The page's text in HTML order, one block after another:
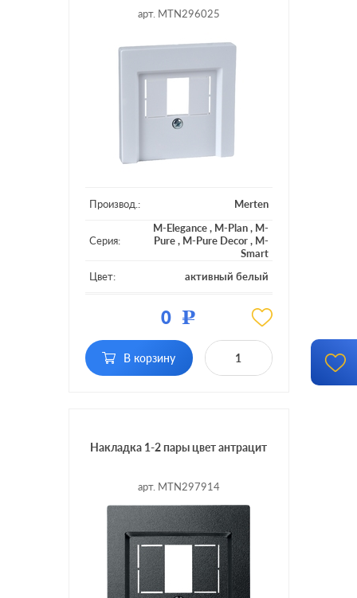
арт. MTN296025
Производ.: Merten
Серия:
M-Elegance, M-Plan, M-
Pure, M-Pure Decor, M-
Smart
Цвет:
активный белый
пластмасса
0 Р
В корзину
Накладка 1-2 пары цвет антрацит
арт. MTN297914